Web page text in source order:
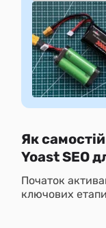
Як
Yoast SEO
Початок
ключових